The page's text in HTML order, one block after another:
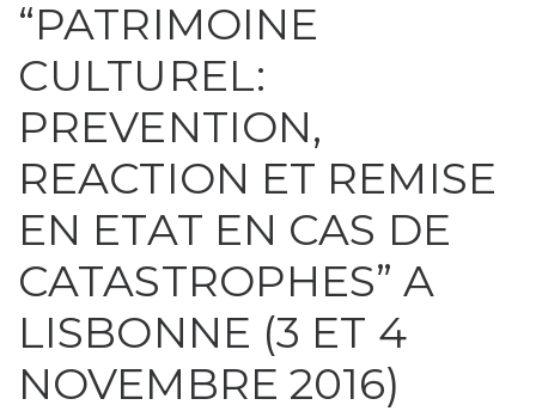
“PATRIMOINE
CULTUREL:
PREVENTION,
REACTION ET REMISE
EN ETAT EN CAS DE
CATASTROPHES” A
LISBONNE (3 ET 4
NOVEMBRE 2016)